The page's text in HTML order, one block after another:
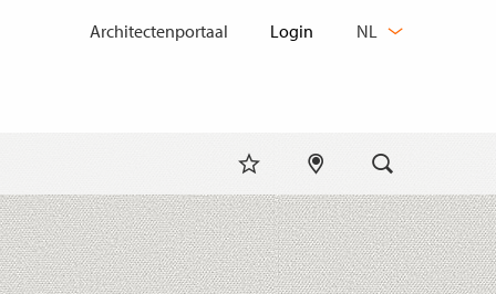
Architectenportaal
WIJZIGEN
NL